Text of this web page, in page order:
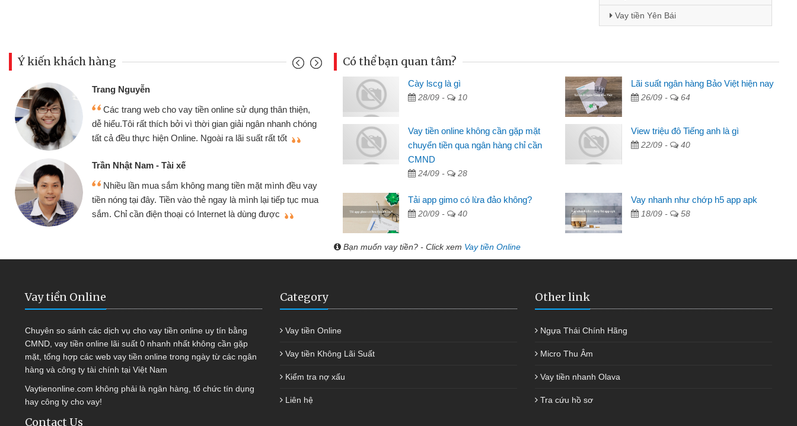
Vay tiền Yên Bái
Ý kiến khách hàng
sử dụng thân thiện,
giải ngân nhanh chóng
lãi suất rất tốt
tiền mặt mình đều vay
là mình lại tiếp tục mua
là dùng được
Mình cần tiền gấp nên định cầm cố chiếc xe wave
nhưng thật may đã có gói vay tiền bằng CMND online
không cần gặp mặt nên rất tiện lợi, sẽ giới thiệu cho bạn
bè biết
Tôi kinh doanh buôn bán nhỏ lẻ nhiều lúc cần vốn nhập
hàng, nhờ biết đến website qua bạn bè giới thiệu tôi đã giải
quyết được công việc của mình nhanh chóng
Mai Lan - Sinh viên
Tôi biết đến thông qua quảng cáo trên facebook. Tôi là
sinh viên nên cần đóng tiền nhà, sinh nhật bạn bè, mà đọc
thấy thủ tục nhanh gọn nên tôi quyết định vay
cần có 2 triệu để giải quyết việc riêng, trong 1-2 ngày tôi trả
được thôi. Cảm ơn đã giúp tôi kịp thời và nhanh chóng
Có thể bạn quan tâm?
Cày lscg là gì
28/09 - 10
Lãi suất ngân hàng Bảo Việt hiện nay
26/09 - 64
Vay tiền online không cần gặp mặt
chuyển tiền qua ngân hàng chỉ cần
CMND
24/09 - 28
View triệu đô Tiếng anh là gì
22/09 - 40
Tải app gimo có lừa đảo không?
20/09 - 40
Vay nhanh như chớp h5 app apk
18/09 - 58
Bạn muốn vay tiền? - Click xem Vay tiền Online
Vay tiền Online
Chuyên so sánh các dịch vụ cho vay tiền online uy tín bằng
CMND, vay tiền online lãi suất 0 nhanh nhất không cần gặp
mặt, tổng hợp các web vay tiền online trong ngày từ các ngân
hàng và công ty tài chính tại Việt Nam
Vaytienonline.com không phải là ngân hàng, tổ chức tín dụng
hay công ty cho vay!
Contact Us
Category
Vay tiền Online
Vay tiền Không Lãi Suất
Kiểm tra nợ xấu
Liên hệ
Other link
Ngựa Thái Chính Hãng
Micro Thu Âm
Vay tiền nhanh Olava
Tra cứu hồ sơ